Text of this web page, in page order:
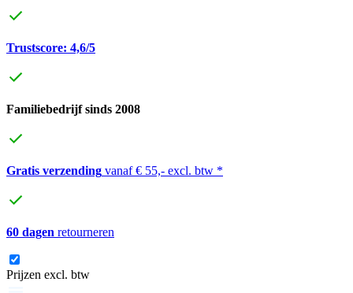
Trustscore: 4,6/5
Familiebedrijf sinds 2008
Gratis verzending vanaf € 55,- excl. btw *
60 dagen retourneren
Prijzen excl. btw